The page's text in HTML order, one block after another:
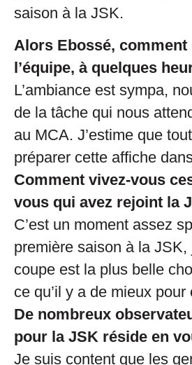
saison à la JSK.
Alors Ebossé, comment
l’équipe, à quelques
L’ambiance est sympa,
de la tâche qui nous
au MCA. J’estime que
préparer cette affiche
Comment vivez-vous
vous qui avez rejoint la
C’est un moment assez
première saison à la
coupe est la plus belle
ce qu’il y a de mieux
De nombreux
pour la JSK réside en
Je suis content que les